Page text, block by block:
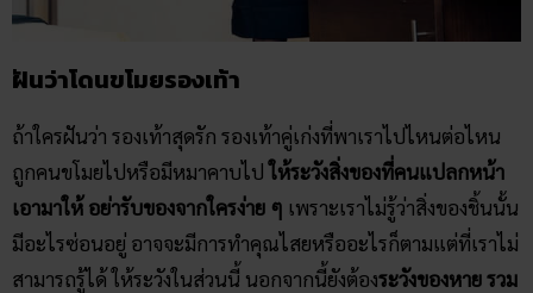
ฝันว่าโดนขโมยรองเท้า
ถ้าใครฝันว่า รองเท้าสุดรัก รองเท้าคู่เก่งที่พาเราไปไหนต่อไหน
ถูกคนขโมยไปหรือมีหมาคาบไปให้ระวังสิ่งของที่คนแปลกหน้า
เอามาให้ อย่ารับของจากใครง่าย ๆ เพราะเราไม่รู้ว่าสิ่งของชิ้นนั้น
มีอะไรซ่อนอยู่ อาจจะมีการทำคุณไสยหรืออะไรก็ตามแต่ที่เราไม่
สามารถรู้ได้ ให้ระวังในส่วนนี้ นอกจากนี้ยังต้องระวังของหาย รวม